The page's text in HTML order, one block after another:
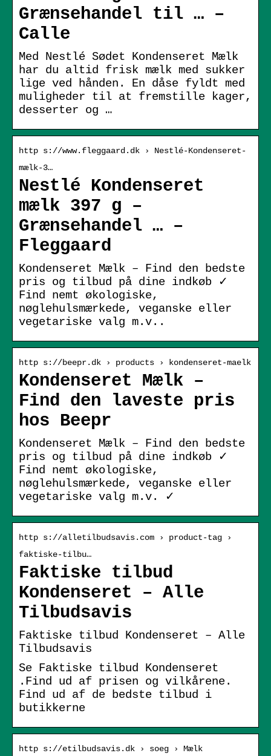
Grænsehandel til … –
Calle
Med Nestlé Sødet Kondenseret Mælk
har du altid frisk mælk med sukker
lige ved hånden. En dåse fyldt med
muligheder til at fremstille kager,
desserter og …
http s://www.fleggaard.dk › Nestlé-Kondenseret-
mælk-3…
Nestlé Kondenseret
mælk 397 g –
Grænsehandel … –
Fleggaard
Kondenseret Mælk – Find den bedste
pris og tilbud på dine indkøb ✓
Find nemt økologiske,
nøglehulsmærkede, veganske eller
vegetariske valg m.v..
http s://beepr.dk › products › kondenseret-maelk
Kondenseret Mælk –
Find den laveste pris
hos Beepr
Kondenseret Mælk – Find den bedste
pris og tilbud på dine indkøb ✓
Find nemt økologiske,
nøglehulsmærkede, veganske eller
vegetariske valg m.v. ✓
http s://alletilbudsavis.com › product-tag ›
faktiske-tilbu…
Faktiske tilbud
Kondenseret – Alle
Tilbudsavis
Faktiske tilbud Kondenseret – Alle
Tilbudsavis
Se Faktiske tilbud Kondenseret
.Find ud af prisen og vilkårene.
Find ud af de bedste tilbud i
butikkerne
http s://etilbudsavis.dk › soeg › Mælk